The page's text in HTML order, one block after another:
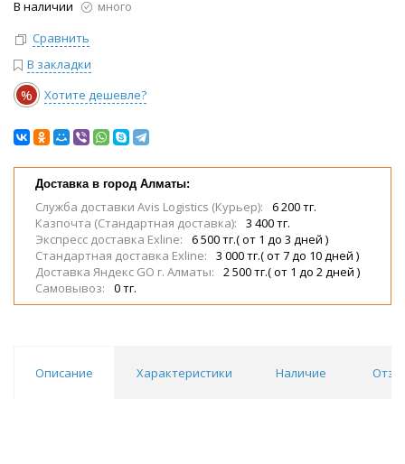
В наличии
много
Сравнить
В закладки
% Хотите дешевле?
Доставка в город Алматы:
Служба доставки Avis Logistics (Курьер):
6 200 тг.
Казпочта (Стандартная доставка):
3 400 тг.
Экспресс доставка Exline:
6 500 тг.( от 1 до 3 дней )
Стандартная доставка Exline:
3 000 тг.( от 7 до 10 дней )
Доставка Яндекс GO г. Алматы:
2 500 тг.( от 1 до 2 дней )
Самовывоз:
0 тг.
Описание Характеристики Наличие